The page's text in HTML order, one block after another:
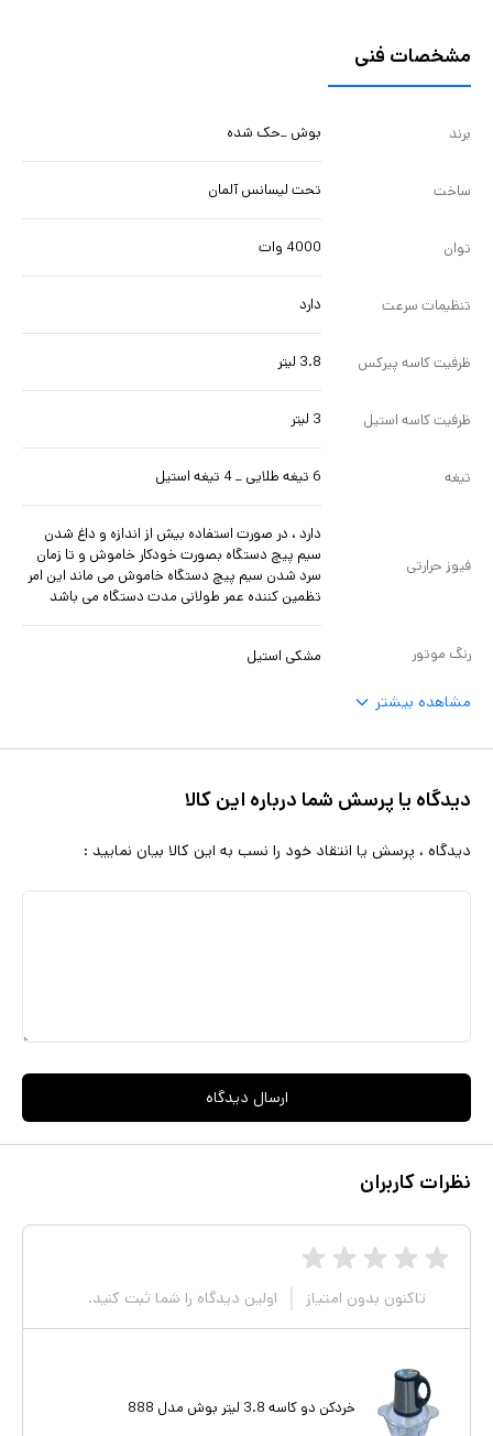
بصورت کامل و مشابه چرخ گوشت چرخ کرده و آماده می کند (فقط گوشت
مشخصات فنی
برند بوش _حک شده
ساخت تحت لیسانس آلمان
توان 4000 وات
تنظیمات سرعت دارد
ظرفیت کاسه پیرکس 3.8 لیتر
ظرفیت کاسه استیل 3 لیتر
تیغه 6 تیغه طلایی _ 4 تیغه استیل
فیوز حرارتی
دارد ، در صورت استفاده بیش از اندازه و داغ شدن
سیم پیچ دستگاه بصورت خودکار خاموش و تا زمان
سرد شدن سیم پیچ دستگاه خاموش می ماند این امر
تظمین کننده عمر طولانی مدت دستگاه می باشد
رنگ موتور مشکی استیل
مشاهده بیشتر
دیدگاه یا پرسش شما درباره این کالا
دیدگاه ، پرسش یا انتقاد خود را نسب به این کالا بیان نمایید :
ارسال دیدگاه
نظرات کاربران
تاکنون بدون امتیاز اولین دیدگاه را شما ثبت کنید.
خردکن دو کاسه 3.8 لیتر بوش مدل 888